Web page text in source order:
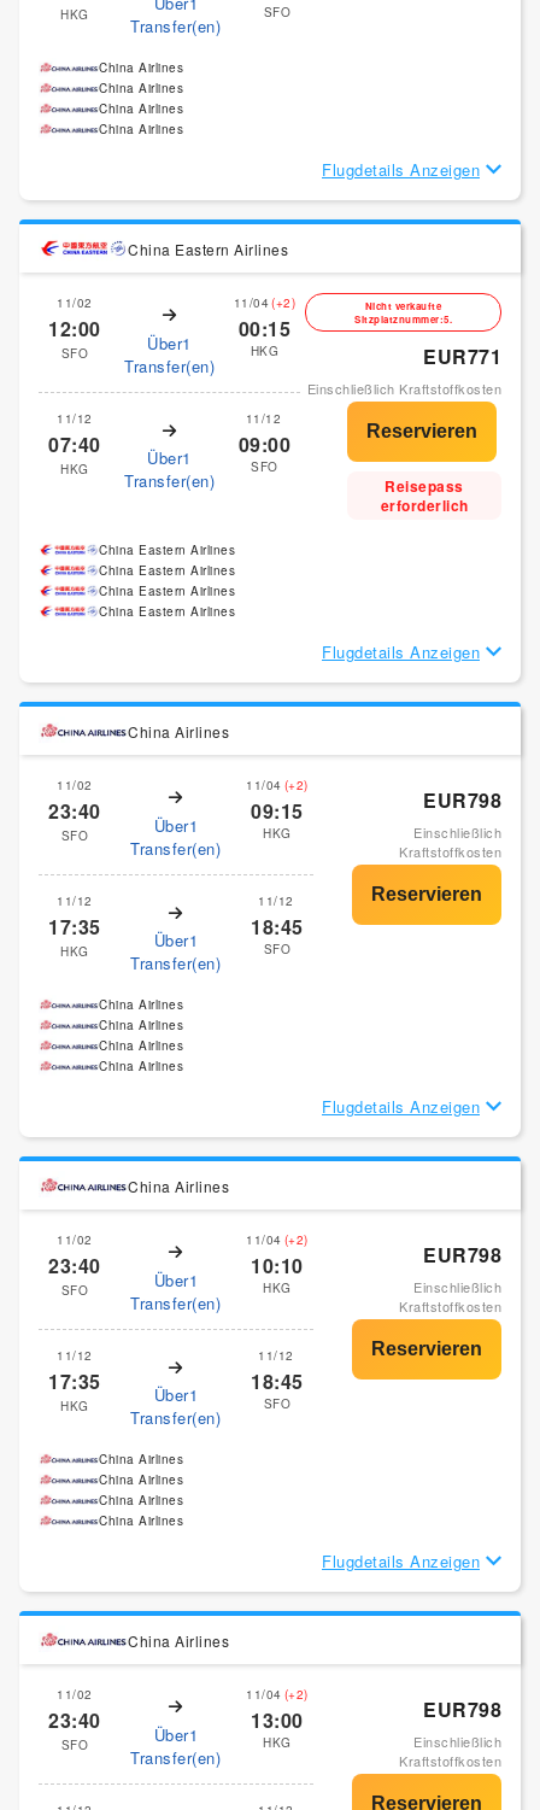
HKG
Transfer(en)
SFO
China Airlines
China Airlines
China Airlines
China Airlines
Flugdetails Anzeigen
China Eastern Airlines
11/02
12:00
SFO
Über1
Transfer(en)
11/04(+2)
00:15
HKG
11/12
07:40
HKG
Über1
Transfer(en)
11/12
09:00
SFO
Nicht verkaufte
Sitzplatznummer:5.
EUR771
Einschließlich Kraftstoffkosten
Reisepass
erforderlich
China Eastern Airlines
China Eastern Airlines
China Eastern Airlines
China Eastern Airlines
Flugdetails Anzeigen
China Airlines
11/02
23:40
SFO
Über1
Transfer(en)
11/04 (+2)
09:15
HKG
11/12
17:35
HKG
Über1
Transfer(en)
11/12
18:45
SFO
EUR798
Einschließlich
Kraftstoffkosten
China Airlines
China Airlines
China Airlines
China Airlines
Flugdetails Anzeigen
China Airlines
11/02
23:40
SFO
Über1
Transfer(en)
11/04 (+2)
10:10
HKG
11/12
17:35
HKG
Über1
Transfer(en)
11/12
18:45
SFO
EUR798
Einschließlich
Kraftstoffkosten
China Airlines
China Airlines
China Airlines
China Airlines
Flugdetails Anzeigen
China Airlines
11/02
23:40
SFO
Über1
Transfer(en)
11/04 (+2)
13:00
HKG
EUR798
Einschließlich
Kraftstoffkosten